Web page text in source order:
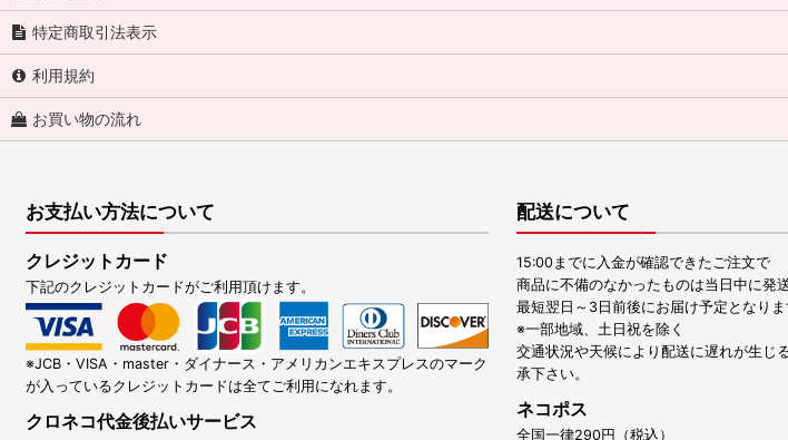
特定商取引法表示
利用規約
お買い物の流れ
お支払い方法について
クレジットカード
下記のクレジットカードがご利用頂けます。
※JCB・VISA・master・ダイナース・アメリカンエキスプレスのマーク
が入っているクレジットカードは全てご利用になれます。
クロネコ代金後払いサービス
配送について
15:00までに入金が確認できたご注文で
商品に不備のなかったものは当日中に発
最短翌日～3日前後にお届け予定となりま
※一部地域、土日祝を除く
交通状況や天候により配送に遅れが生じ
承下さい。
ネコポス
全国一律290円（税込）